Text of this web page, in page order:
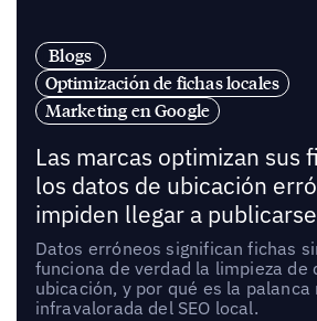
Blogs
Optimización de fichas locales
Marketing en Google
Las marcas optimizan sus
los datos de ubicación
impiden llegar a publicarse
Datos erróneos significan fichas
funciona de verdad la limpieza de
ubicación, y por qué es la palanca
infravalorada del SEO local.